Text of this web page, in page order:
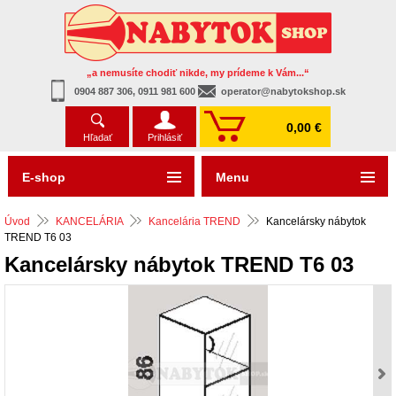
„a nemusíte chodiť nikde, my prídeme k Vám...“
0904 887 306, 0911 981 600
operator@nabytokshop.sk
Hľadať Prihlásiť
0,00 €
Úvod KANCELÁRIA Kancelária TREND
Kancelársky nábytok
TREND T6 03
Kancelársky nábytok TREND T6 03
E-shop Menu